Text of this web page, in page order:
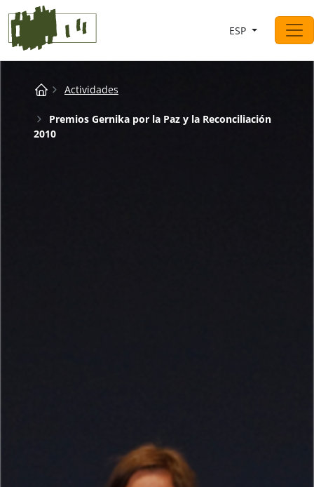
Saltar al contingut
Navegación principal
ESP
Breadcrumb
Actividades
Premios Gernika por la Paz y la Reconciliación
2010